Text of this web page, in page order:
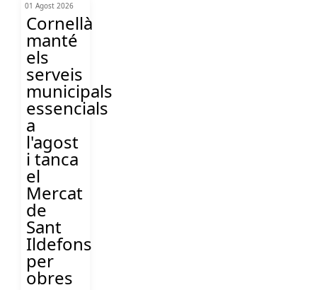
01 Agost 2026
Cornellà
manté
els
serveis
municipals
essencials
a
l'agost
i tanca
el
Mercat
de
Sant
Ildefons
per
obres